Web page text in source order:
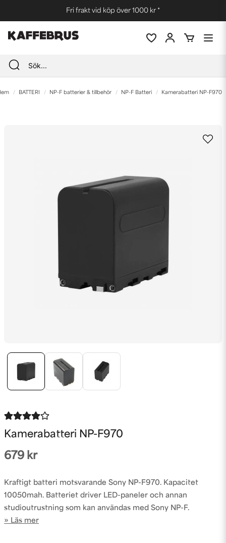
Fri frakt vid köp över 1000 kr *
BATTERI NP-F batterier & tillbehör NP-F Batteri Kamerabatteri NP-F970
Kamerabatteri NP-F970
679 kr
Kraftigt batteri motsvarande Sony NP-F970. Kapacitet
10050mah. Batteriet driver LED-paneler och annan
studioutrustning som kan användas med Sony NP-F.
Läs mer